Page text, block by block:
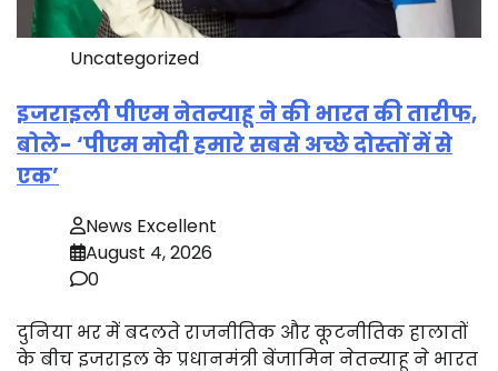
Uncategorized
इजराइली पीएम नेतन्याहू ने की भारत की तारीफ,
बोले- ‘पीएम मोदी हमारे सबसे अच्छे दोस्तों में से
एक’
News Excellent
August 4, 2026
0
दुनिया भर में बदलते राजनीतिक और कूटनीतिक हालातों
के बीच इजराइल के प्रधानमंत्री बेंजामिन नेतन्याहू ने भारत